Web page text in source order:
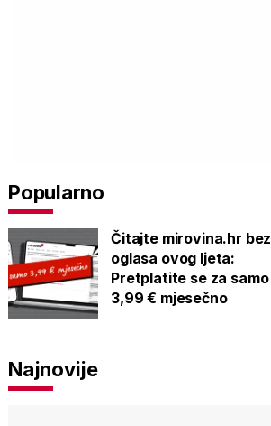
Popularno
Čitajte mirovina.hr bez
oglasa ovog ljeta:
Pretplatite se za samo
3,99 € mjesečno
Najnovije